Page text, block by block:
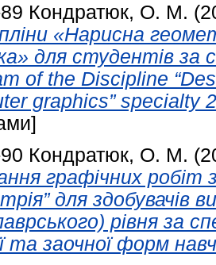
Кондратюк, О. М.
«Нарисна
для студентів за
of the Discipline
graphics” specialty
Кондратюк, О. М.
графічних робіт
для здобувачів
рівня за
та заочної форм